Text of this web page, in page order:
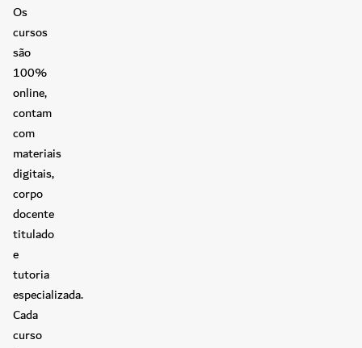
Os
cursos
são
100%
online,
contam
com
materiais
digitais,
corpo
docente
titulado
e
tutoria
especializada.
Cada
curso